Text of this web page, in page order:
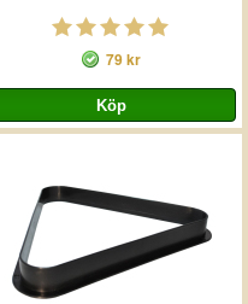
79 kr